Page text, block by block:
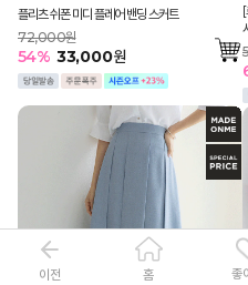
이전 홈 좋
플리츠 쉬폰 미디 플레어 밴딩 스커트
72,000원
54% 33,000원
[